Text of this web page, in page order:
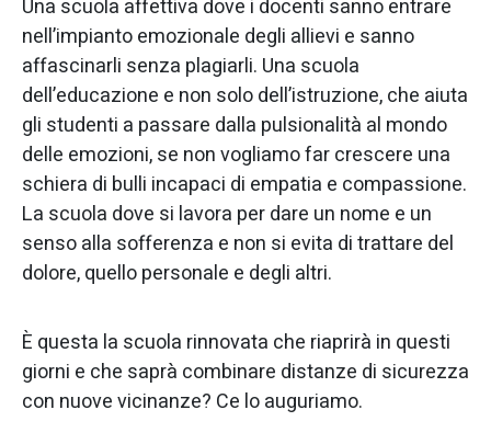
Una scuola affettiva dove i docenti sanno entrare
nell’impianto emozionale degli allievi e sanno
affascinarli senza plagiarli. Una scuola
dell’educazione e non solo dell’istruzione, che aiuta
gli studenti a passare dalla pulsionalità al mondo
delle emozioni, se non vogliamo far crescere una
schiera di bulli incapaci di empatia e compassione.
La scuola dove si lavora per dare un nome e un
senso alla sofferenza e non si evita di trattare del
dolore, quello personale e degli altri.
È questa la scuola rinnovata che riaprirà in questi
giorni e che saprà combinare distanze di sicurezza
con nuove vicinanze? Ce lo auguriamo.